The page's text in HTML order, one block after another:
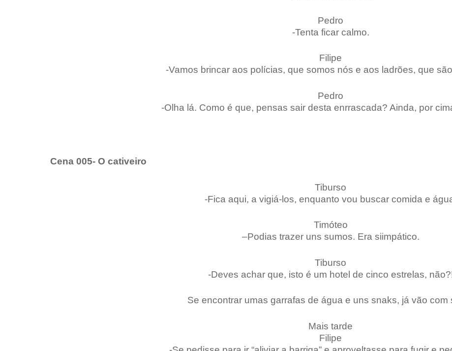
Pedro
-Tenta ficar calmo.
Filipe
-Vamos brincar aos polícias, que somos nós e aos ladrões, que
Pedro
-Olha lá. Como é que, pensas sair desta enrrascada? Ainda, por
Cena 005- O cativeiro
Tiburso
-Fica aqui, a vigiá-los, enquanto vou buscar comida e
Timóteo
–Podias trazer uns sumos. Era siimpático.
Tiburso
-Deves achar que, isto é um hotel de cinco estrelas,
Se encontrar umas garrafas de água e uns snaks, já vão com
Mais tarde
Filipe